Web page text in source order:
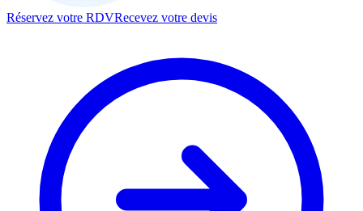
Réservez votre RDVRecevez votre devis